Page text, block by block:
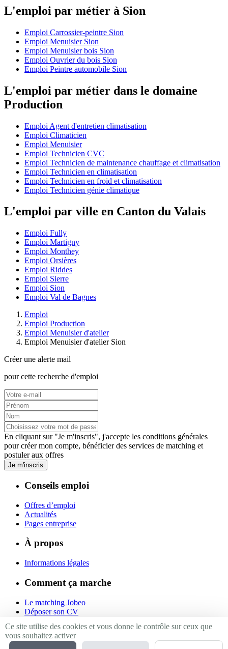
L'emploi par métier à Sion
Emploi Carrossier-peintre Sion
Emploi Menuisier Sion
Emploi Menuisier bois Sion
Emploi Ouvrier du bois Sion
Emploi Peintre automobile Sion
L'emploi par métier dans le domaine
Production
Emploi Agent d'entretien climatisation
Emploi Climaticien
Emploi Menuisier
Emploi Technicien CVC
Emploi Technicien de maintenance chauffage et climatisation
Emploi Technicien en climatisation
Emploi Technicien en froid et climatisation
Emploi Technicien génie climatique
L'emploi par ville en Canton du Valais
Emploi Fully
Emploi Martigny
Emploi Monthey
Emploi Orsières
Emploi Riddes
Emploi Sierre
Emploi Sion
Emploi Val de Bagnes
Emploi
Emploi Production
Emploi Menuisier d'atelier
Emploi Menuisier d'atelier Sion
Créer une alerte mail
pour cette recherche d'emploi
En cliquant sur "Je m'inscris", j'accepte les conditions générales
pour créer mon compte, bénéficier des services de matching et
postuler aux offres
Je m'inscris
Conseils emploi
Offres d’emploi
Actualités
Pages entreprise
À propos
Informations légales
Comment ça marche
Le matching Jobeo
Déposer son CV
Suivez-nous
Ce site utilise des cookies et vous donne le contrôle sur ceux que
vous souhaitez activer